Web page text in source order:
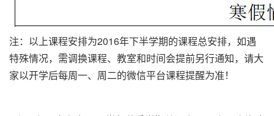
注：以上课程安排为2016年下半学期的课程总安排，如遇
特殊情况，需调换课程、教室和时间会提前另行通知，请大
家以开学后每周一、周二的微信平台课程提醒为准！